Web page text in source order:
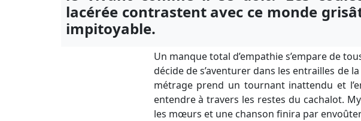
lacérée contrastent avec ce monde
impitoyable.
Un manque total d’empathie s’empare de
décide de s’aventurer dans les entrailles de
métrage prend un tournant inattendu et
entendre à travers les restes du cachalot.
les mœurs et une chanson finira par